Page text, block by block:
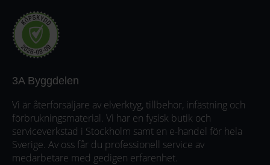
3A Byggdelen
Vi är återförsäljare av elverktyg, tillbehör, infästning och
förbrukningsmaterial. Vi har en fysisk butik och
serviceverkstad i Stockholm samt en e-handel för hela
Sverige. Av oss får du professionell service av
medarbetare med gedigen erfarenhet.